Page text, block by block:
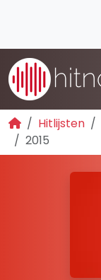
Hitlijsten
2015